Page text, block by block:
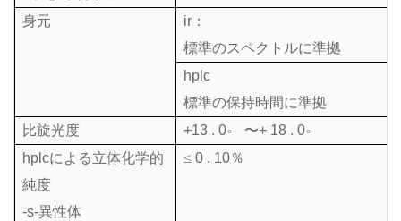
身元
ir：
標準のスペクトルに準拠
hplc
標準の保持時間に準拠
比旋光度
+13 . 0。 〜+ 18 . 0。
hplcによる立体化学的
純度
-s-異性体
≤ 0 . 10％